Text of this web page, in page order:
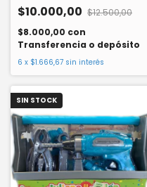
$10.000,00 $12.500,00
$8.000,00 con
Transferencia o depósito
6 x $1.666,67 sin interés
SIN STOCK